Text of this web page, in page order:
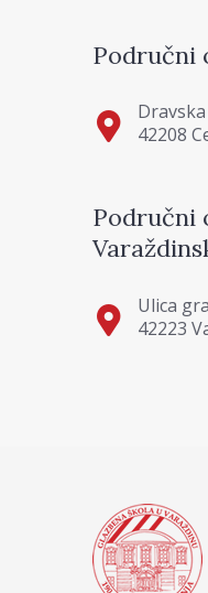
Područni
42208
Područni
Ulica
42223